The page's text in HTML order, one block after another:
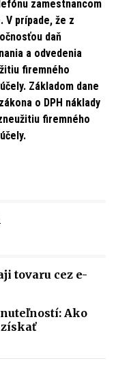
zamestnancom
V prípade, že z
daň
a odvedenia
firemného
Základom dane
o DPH náklady
firemného
tovaru cez e-
Ako